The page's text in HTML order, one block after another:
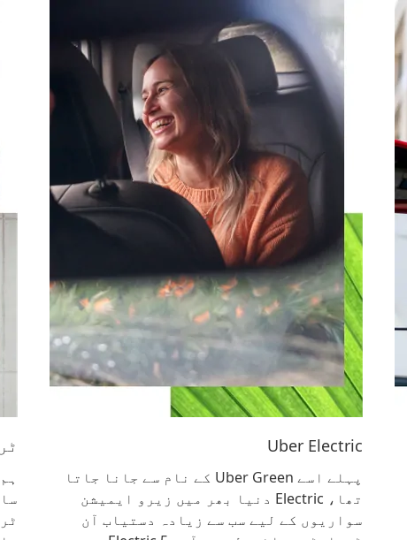
Uber Electric
پہلے اسے Uber Green کے نام سے جانا جاتا
تھا، Electric دنیا بھر میں زیرو ایمیشن
سواریوں کے لیے سب سے زیادہ دستیاب آن